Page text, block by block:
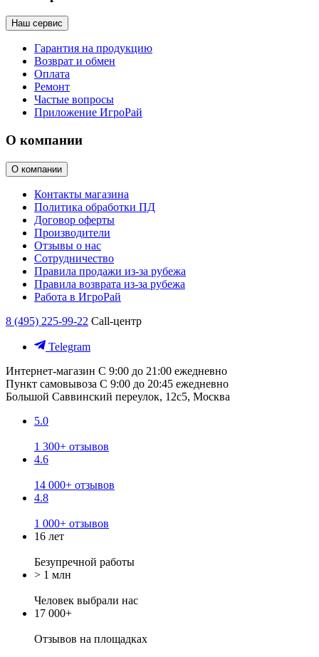
Наш сервис
Гарантия на продукцию
Возврат и обмен
Оплата
Ремонт
Частые вопросы
Приложение ИгроРай
О компании
О компании
Контакты магазина
Политика обработки ПД
Договор оферты
Производители
Отзывы о нас
Сотрудничество
Правила продажи из-за рубежа
Правила возврата из-за рубежа
Работа в ИгроРай
8 (495) 225-99-22 Call-центр
Telegram
Интернет-магазин С 9:00 до 21:00 ежедневно
Пункт самовывоза С 9:00 до 20:45 ежедневно
Большой Саввинский переулок, 12с5, Москва
5.0
1 300+ отзывов
4.6
14 000+ отзывов
4.8
1 000+ отзывов
16 лет
Безупречной работы
> 1 млн
Человек выбрали нас
17 000+
Отзывов на площадках